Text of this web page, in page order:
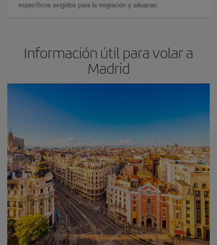
específicos exigidos para la migración y aduanas.
Información útil para volar a
Madrid